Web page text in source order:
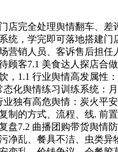
完全处理舆情翻车、差
统，学完即可落地搭建
营销人员、客诉售后担
顾客7.1 美食达人探店合
，1.1 行业舆情高发属性
化舆情练习训练系统：
独有高危舆情：炭火平
制的方式、流程、线. 前
盘7.2 曲播团购带货舆情
净乱、餐具不洁、虫类